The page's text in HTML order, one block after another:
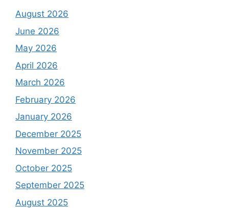
August 2026
June 2026
May 2026
April 2026
March 2026
February 2026
January 2026
December 2025
November 2025
October 2025
September 2025
August 2025